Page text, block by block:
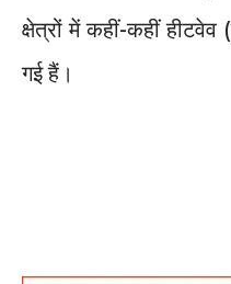
क्षेत्रों में कहीं-कहीं
गई हैं।